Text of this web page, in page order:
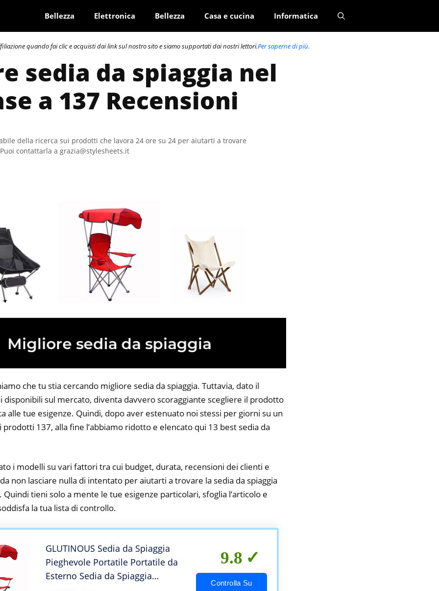
Bellezza Elettronica Bellezza Casa e cucina Informatica
quando fai clic e acquisti dai link sul nostro sito e siamo supportati dai nostri lettori.Per saperne di più.
sedia da spiaggia nel
a 137 Recensioni
della ricerca sui prodotti che lavora 24 ore su 24 per aiutarti a trovare
contattarla a grazia@stylesheets.it
che tu stia cercando migliore sedia da spiaggia. Tuttavia, dato il
disponibili sul mercato, diventa davvero scoraggiante scegliere il prodotto
alle tue esigenze. Quindi, dopo aver estenuato noi stessi per giorni su un
137, alla fine l’abbiamo ridotto e elencato qui 13 best sedia da
i modelli su vari fattori tra cui budget, durata, recensioni dei clienti e
non lasciare nulla di intentato per aiutarti a trovare la sedia da spiaggia
Quindi tieni solo a mente le tue esigenze particolari, sfoglia l’articolo e
la tua lista di controllo.
GLUTINOUS Sedia da Spiaggia
Pieghevole Portatile Portatile da
Esterno Sedia da Spiaggia
9.8
Controlla Su